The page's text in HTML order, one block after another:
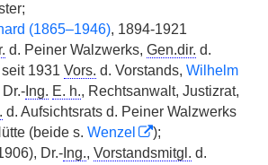
(1865–1946), 1894-1921
d. Peiner Walzwerks, Gen.dir. d.
seit 1931 Vors. d. Vorstands, Wilhelm
Dr.- Ing. E. h., Rechtsanwalt, Justizrat,
d. Aufsichtsrats d. Peiner Walzwerks
(beide s. Wenzel
);
Dr.- Ing., Vorstandsmitgl. d.